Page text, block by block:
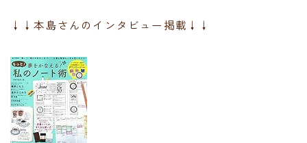
↓↓本島さんのインタビュー掲載↓↓